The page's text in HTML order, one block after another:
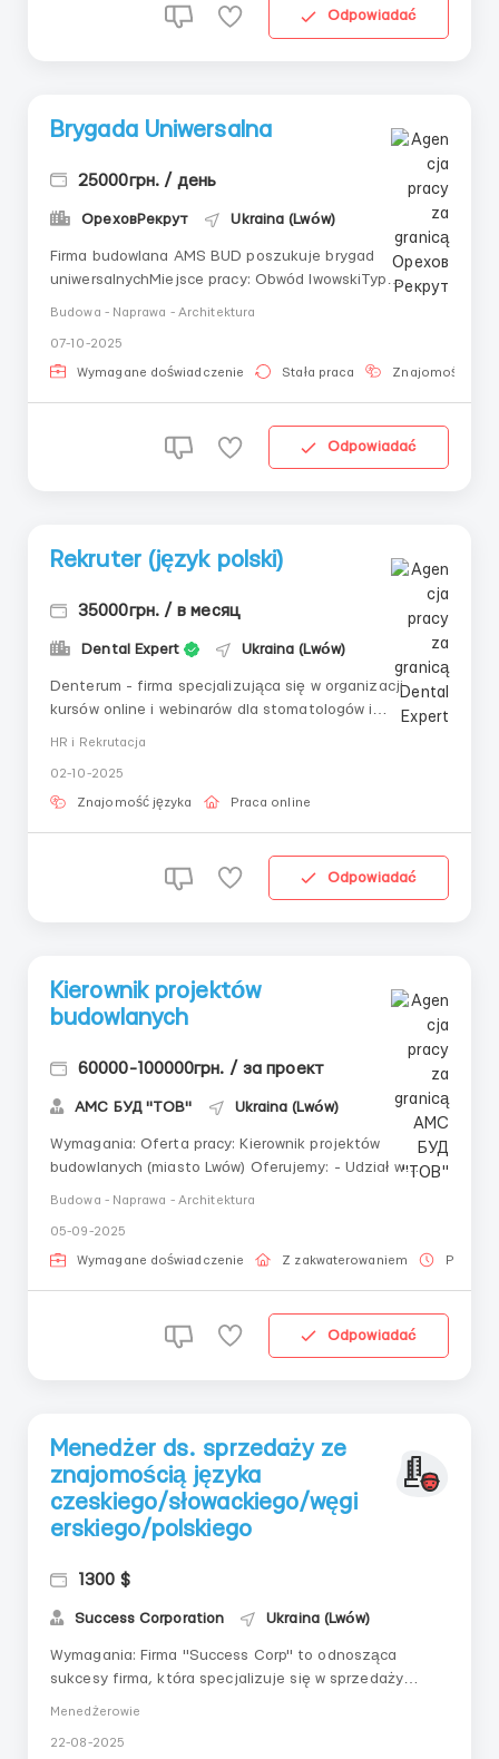
Odpowiadać
Brygada Uniwersalna
25000грн. / день
ОреховРекрут Ukraina (Lwów)
Firma budowlana AMS BUD poszukuje brygad
uniwersalnychMiejsce pracy: Obwód lwowskiTyp
stanowiska:Firma budowlana AMS BUD zaprasza do
współpracy brygady uniwersalne do wykonywania prac
Budowa - Naprawa - Architektura
07-10-2025
Wymagane doświadczenie Stała praca Znajomość
Odpowiadać
Rekruter (język polski)
35000грн. / в месяц
Dental Expert Ukraina (Lwów)
Denterum - firma specjalizująca się w organizacji
kursów online i webinarów dla stomatologów i
umiejętności i być na bieżąco z najnowszymi
praktykami w stomatologii. Naszą misją jest wspieranie
HR i Rekrutacja
02-10-2025
Znajomość języka Praca online
Odpowiadać
Kierownik projektów
budowlanych
60000-100000грн. / за проект
АМС БУД "ТОВ" Ukraina (Lwów)
Wymagania: Oferta pracy: Kierownik projektów
budowlanych (miasto Lwów) Oferujemy: - Udział w
Konkurencyjne wynagrodzenie od 60 000 do 100 000
UAH. - Pracę w zespole profesjonalistów
Budowa - Naprawa - Architektura
05-09-2025
Wymagane doświadczenie Z zakwaterowaniem Praca
Odpowiadać
Menedżer ds. sprzedaży ze
znajomością języka
czeskiego/słowackiego/węgi
erskiego/polskiego
1300 $
Success Corporation Ukraina (Lwów)
Wymagania: Firma "Success Corp" to odnosząca
sukcesy firma, która specjalizuje się w sprzedaży
produktów w sektorze biznesu i technologii. W związku
sprzedaży ze znajomością języka węgierskiego,
Menedżerowie
22-08-2025